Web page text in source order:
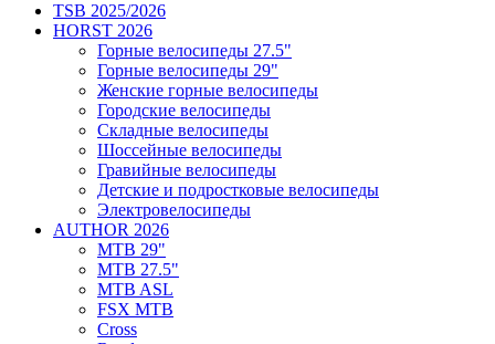
TSB 2025/2026
HORST 2026
Горные велосипеды 27.5"
Горные велосипеды 29"
Женские горные велосипеды
Городские велосипеды
Складные велосипеды
Шоссейные велосипеды
Гравийные велосипеды
Детские и подростковые велосипеды
Электровелосипеды
AUTHOR 2026
MTB 29"
MTB 27.5"
MTB ASL
FSX MTB
Cross